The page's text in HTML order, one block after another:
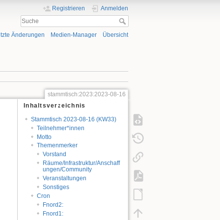
Registrieren Anmelden
Änderungen Medien-Manager Übersicht
stammtisch:2023:2023-08-16
Inhaltsverzeichnis
Stammtisch 2023-08-16 (KW33)
Teilnehmer*innen
Motto
Themenmerker
Vorstand
Räume/Infrastruktur/Anschaff
ungen/Community
Veranstaltungen
Sonstiges
Cron
Fnord2:
Fnord1: